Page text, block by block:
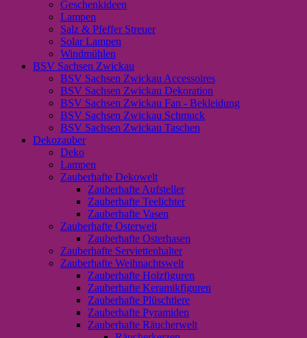
Geschenkideen
Lampen
Salz & Pfeffer Streuer
Solar Lampen
Windmühlen
BSV Sachsen Zwickau
BSV Sachsen Zwickau Accessoires
BSV Sachsen Zwickau Dekoration
BSV Sachsen Zwickau Fan - Bekleidung
BSV Sachsen Zwickau Schmuck
BSV Sachsen Zwickau Taschen
Dekozauber
Deko
Lampen
Zauberhafte Dekowelt
Zauberhafte Aufsteller
Zauberhafte Teelichter
Zauberhafte Vasen
Zauberhafte Osterwelt
Zauberhafte Osterhasen
Zauberhafte Serviettenhalter
Zauberhafte Weihnachtswelt
Zauberhafte Holzfiguren
Zauberhafte Keramikfiguren
Zauberhafte Plüschtiere
Zauberhafte Pyramiden
Zauberhafte Räucherwelt